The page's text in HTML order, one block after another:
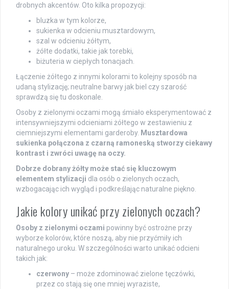
drobnych akcentów. Oto kilka propozycji:
bluzka w tym kolorze,
sukienka w odcieniu musztardowym,
szal w odcieniu żółtym,
żółte dodatki, takie jak torebki,
biżuteria w ciepłych tonacjach.
Łączenie żółtego z innymi kolorami to kolejny sposób na
udaną stylizację; neutralne barwy jak biel czy szarość
sprawdzą się tu doskonale.
Osoby z zielonymi oczami mogą śmiało eksperymentować z
intensywniejszymi odcieniami żółtego w zestawieniu z
ciemniejszymi elementami garderoby. Musztardowa
sukienka połączona z czarną ramoneską stworzy ciekawy
kontrast i zwróci uwagę na oczy.
Dobrze dobrany żółty może stać się kluczowym
elementem stylizacji dla osób o zielonych oczach,
wzbogacając ich wygląd i podkreślając naturalne piękno.
Jakie kolory unikać przy zielonych oczach?
Osoby z zielonymi oczami powinny być ostrożne przy
wyborze kolorów, które noszą, aby nie przyćmiły ich
naturalnego uroku. W szczególności warto unikać odcieni
takich jak:
czerwony – może zdominować zielone tęczówki,
przez co stają się one mniej wyraziste,